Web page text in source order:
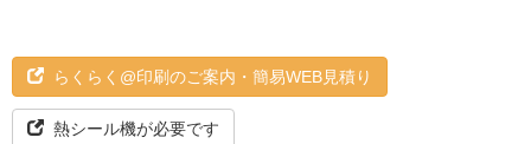
らくらく@印刷のご案内・簡易WEB見積り
熱シール機が必要です